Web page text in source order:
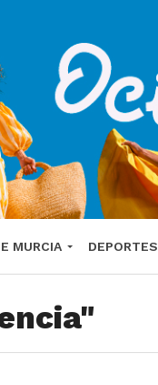
MURCIA DEPORTES